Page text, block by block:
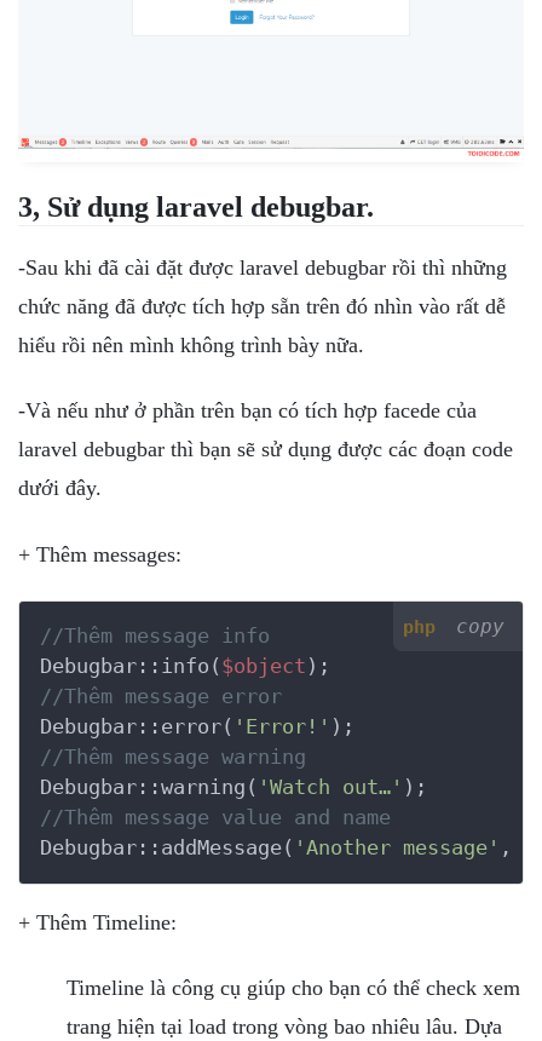
3, Sử dụng laravel debugbar.
-Sau khi đã cài đặt được laravel debugbar rồi thì những
chức năng đã được tích hợp sẵn trên đó nhìn vào rất dễ
hiểu rồi nên mình không trình bày nữa.
-Và nếu như ở phần trên bạn có tích hợp facede của
laravel debugbar thì bạn sẽ sử dụng được các đoạn code
dưới đây.
+ Thêm messages:
php copy
//Thêm message info
Debugbar::info( $object
//Thêm message error
Debugbar::error( 'Error!'
//Thêm message warning
Debugbar::warning( 'Watch out…'
//Thêm message value and name
Debugbar::addMessage( 'Another message' ,
+ Thêm Timeline:
Timeline là công cụ giúp cho bạn có thể check xem
trang hiện tại load trong vòng bao nhiêu lâu. Dựa